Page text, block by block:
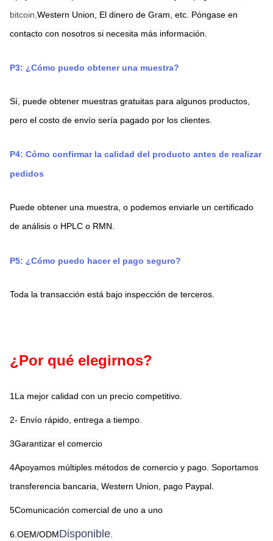
bitcoin, Western Union, El dinero de Gram, etc. Póngase en
contacto con nosotros si necesita más información.
P3: ¿Cómo puedo obtener una muestra?
Sí, puede obtener muestras gratuitas para algunos productos,
pero el costo de envío sería pagado por los clientes.
P4: Cómo confirmar la calidad del producto antes de realizar
pedidos
Puede obtener una muestra, o podemos enviarle un certificado
de análisis o HPLC o RMN.
P5: ¿Cómo puedo hacer el pago seguro?
Toda la transacción está bajo inspección de terceros.
¿Por qué elegirnos?
1La mejor calidad con un precio competitivo.
2- Envío rápido, entrega a tiempo.
3Garantizar el comercio
4Apoyamos múltiples métodos de comercio y pago. Soportamos
transferencia bancaria, Western Union, pago Paypal.
5Comunicación comercial de uno a uno
6.OEM/ODMDisponible